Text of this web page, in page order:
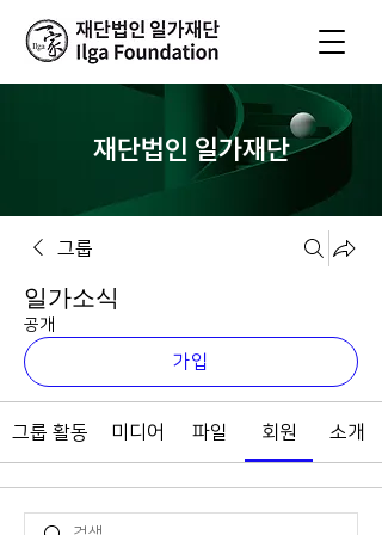
재단법인 일가재단
그룹
일가소식
공개
가입
그룹 활동 미디어 파일 회원 소개